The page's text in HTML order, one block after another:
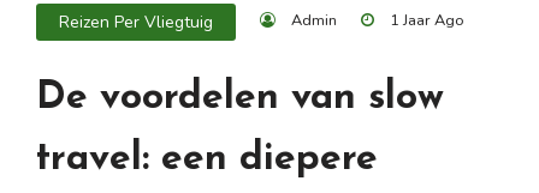
Reizen Per Vliegtuig Admin 1 Jaar Ago
De voordelen van slow
travel: een diepere